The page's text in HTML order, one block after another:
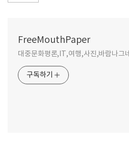
FreeMouthPaper
대중문화평론,IT,여행,사진,바람나그네
구독하기